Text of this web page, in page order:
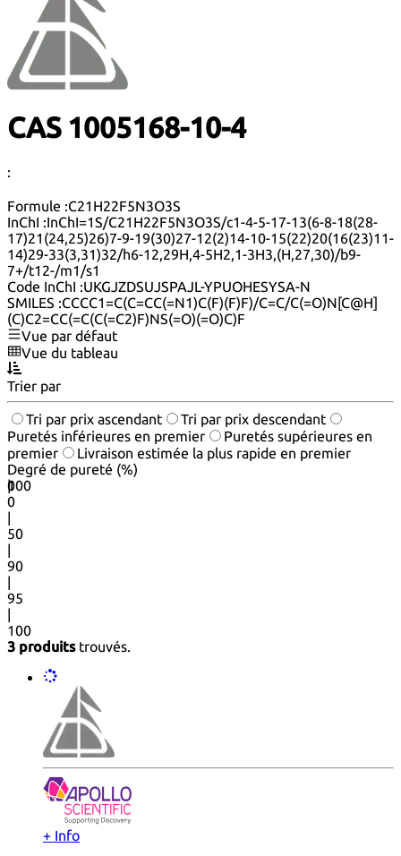
CAS 1005168-10-4
:
Formule :C21H22F5N3O3S
InChI :InChI=1S/C21H22F5N3O3S/c1-4-5-17-13(6-8-18(28-
17)21(24,25)26)7-9-19(30)27-12(2)14-10-15(22)20(16(23)11-
14)29-33(3,31)32/h6-12,29H,4-5H2,1-3H3,(H,27,30)/b9-
7+/t12-/m1/s1
Code InChI :UKGJZDSUJSPAJL-YPUOHESYSA-N
SMILES :CCCC1=C(C=CC(=N1)C(F)(F)F)/C=C/C(=O)N[C@H]
(C)C2=CC(=C(C(=C2)F)NS(=O)(=O)C)F
Vue par défaut
Vue du tableau
Trier par
Tri par prix ascendant
Tri par prix descendant
Puretés inférieures en premier
Puretés supérieures en
premier
Livraison estimée la plus rapide en premier
Degré de pureté (%)
0
100
|
0
|
50
|
90
|
95
|
100
3 produitstrouvés.
+ Info